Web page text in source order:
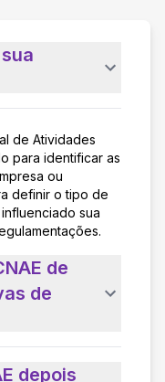
de Atividades
para identificar as
ou
definir o tipo de
sua
de
de
depois